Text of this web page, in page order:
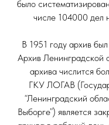
было
числе 104000 дел
В 1951 году архив
Архив Ленинградской
архива числится
ГКУ ЛОГАВ
“Ленинградский
Выборге”) является